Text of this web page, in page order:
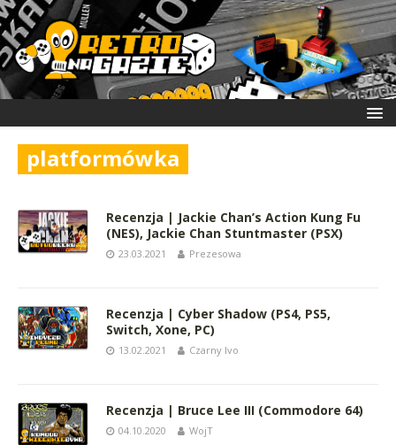
platformówka
Recenzja | Jackie Chan’s Action Kung Fu
(NES), Jackie Chan Stuntmaster (PSX)
23.03.2021 Prezesowa
Recenzja | Cyber Shadow (PS4, PS5,
Switch, Xone, PC)
13.02.2021 Czarny Ivo
Recenzja | Bruce Lee III (Commodore 64)
04.10.2020 WojT